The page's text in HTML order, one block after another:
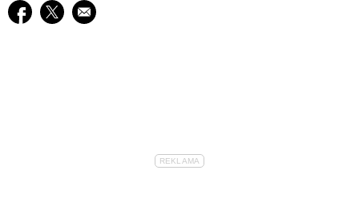
Udostępnij na facebook
Udostępnij na twitter
E-mail do przyjaciela